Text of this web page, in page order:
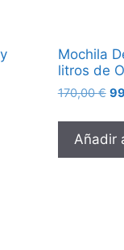
Mochila
litros de
170,00€
Añadir